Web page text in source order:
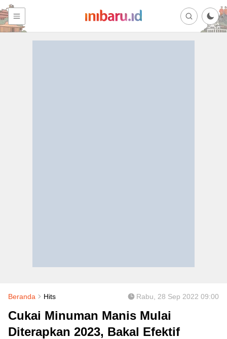
Beranda Hits Rabu, 28 Sep 2022 09:00
Cukai Minuman Manis Mulai
Diterapkan 2023, Bakal Efektif